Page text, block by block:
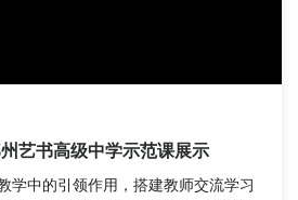
艺书高级中学示范课展示
学中的引领作用，搭建教师交流学习